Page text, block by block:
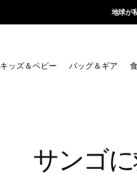
地球が
キッズ＆ベビー バッグ＆ギア
サンゴ